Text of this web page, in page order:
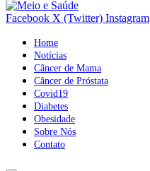
Facebook X (Twitter) Instagram
Home
Notícias
Câncer de Mama
Câncer de Próstata
Covid19
Diabetes
Obesidade
Sobre Nós
Contato